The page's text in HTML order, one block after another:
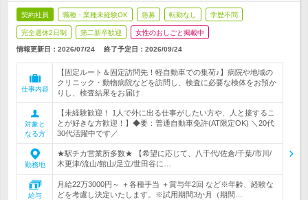
契約社員 職種・業種未経験OK 急募 転勤なし 学歴不問
完全週休2日制 第二新卒歓迎 女性のおしごと掲載中
情報更新日：2026/07/24 終了予定日： 2026/09/24
仕事内容
【固定ルート＆固定訪問先！軽自動車での集荷♪】病院や地域の
クリニック・動物病院などを訪問し、検査に必要な検体をお預か
りし、検査結果をお届け
対象と
なる方
【未経験歓迎！ 1人で外に出る仕事がしたい方や、人と接するこ
とが好きな方歓迎！】◆要：普通自動車免許(AT限定OK) ＼20代
30代活躍中です／
勤務地
★駅チカ営業所多数★ 【希望に応じて、八千代/佐倉/千葉/市川/
木更津/流山/館山/足立/世田谷に…
給与
月給22万3000円～ ＋各種手当 ＋賞与年2回 など※年齢、経験な
どを考慮し決定いたします。※試用期間3か月（期間…